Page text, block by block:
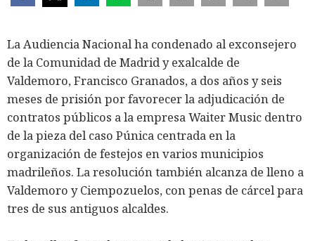
La Audiencia Nacional ha condenado al exconsejero
de la Comunidad de Madrid y exalcalde de
Valdemoro, Francisco Granados, a dos años y seis
meses de prisión por favorecer la adjudicación de
contratos públicos a la empresa Waiter Music dentro
de la pieza del caso Púnica centrada en la
organización de festejos en varios municipios
madrileños. La resolución también alcanza de lleno a
Valdemoro y Ciempozuelos, con penas de cárcel para
tres de sus antiguos alcaldes.